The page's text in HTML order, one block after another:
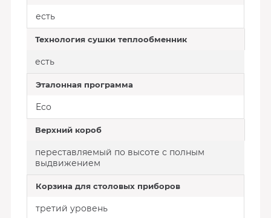
есть
Технология сушки теплообменник
есть
Эталонная программа
Eco
Верхний короб
переставляемый по высоте с полным
выдвижением
Корзина для столовых приборов
третий уровень